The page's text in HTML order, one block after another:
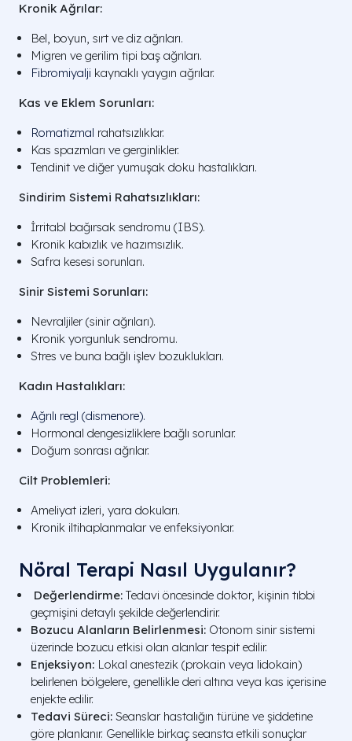
Kronik Ağrılar:
Bel, boyun, sırt ve diz ağrıları.
Migren ve gerilim tipi baş ağrıları.
Fibromiyalji kaynaklı yaygın ağrılar.
Kas ve Eklem Sorunları:
Romatizmal rahatsızlıklar.
Kas spazmları ve gerginlikler.
Tendinit ve diğer yumuşak doku hastalıkları.
Sindirim Sistemi Rahatsızlıkları:
İrritabl bağırsak sendromu (IBS).
Kronik kabızlık ve hazımsızlık.
Safra kesesi sorunları.
Sinir Sistemi Sorunları:
Nevraljiler (sinir ağrıları).
Kronik yorgunluk sendromu.
Stres ve buna bağlı işlev bozuklukları.
Kadın Hastalıkları:
Ağrılı regl (dismenore).
Hormonal dengesizliklere bağlı sorunlar.
Doğum sonrası ağrılar.
Cilt Problemleri:
Ameliyat izleri, yara dokuları.
Kronik iltihaplanmalar ve enfeksiyonlar.
Nöral Terapi Nasıl Uygulanır?
Değerlendirme: Tedavi öncesinde doktor, kişinin tıbbi
geçmişini detaylı şekilde değerlendirir.
Bozucu Alanların Belirlenmesi: Otonom sinir sistemi
üzerinde bozucu etkisi olan alanlar tespit edilir.
Enjeksiyon: Lokal anestezik (prokain veya lidokain)
belirlenen bölgelere, genellikle deri altına veya kas içerisine
enjekte edilir.
Tedavi Süreci: Seanslar hastalığın türüne ve şiddetine
göre planlanır. Genellikle birkaç seansta etkili sonuçlar